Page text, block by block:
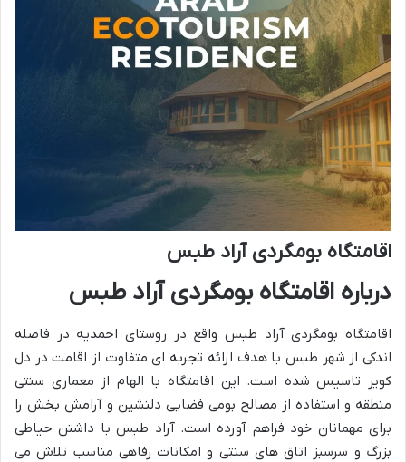
اقامتگاه بومگردی آراد طبس
درباره اقامتگاه بومگردی آراد طبس
اقامتگاه بومگردی آراد طبس واقع در روستای احمدیه در فاصله
اندکی از شهر طبس با هدف ارائه تجربه ای متفاوت از اقامت در دل
کویر تاسیس شده است. این اقامتگاه با الهام از معماری سنتی
منطقه و استفاده از مصالح بومی فضایی دلنشین و آرامش بخش را
برای مهمانان خود فراهم آورده است. آراد طبس با داشتن حیاطی
بزرگ و سرسبز اتاق های سنتی و امکانات رفاهی مناسب تلاش می